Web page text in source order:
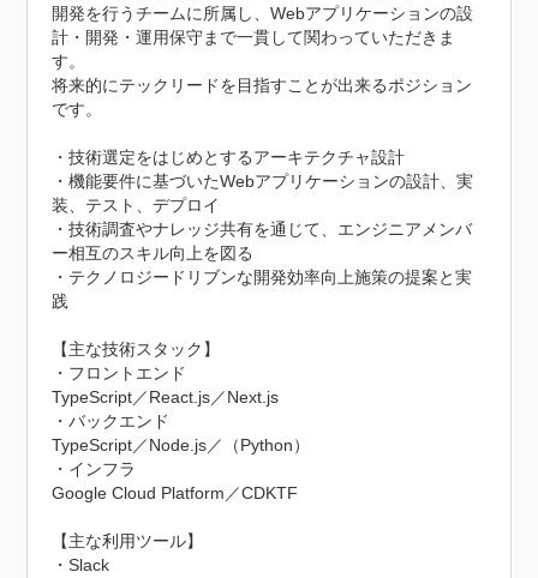
開発を行うチームに所属し、Webアプリケーションの設
計・開発・運用保守まで一貫して関わっていただきま
す。
将来的にテックリードを目指すことが出来るポジション
です。
・技術選定をはじめとするアーキテクチャ設計
・機能要件に基づいたWebアプリケーションの設計、実
装、テスト、デプロイ
・技術調査やナレッジ共有を通じて、エンジニアメンバ
ー相互のスキル向上を図る
・テクノロジードリブンな開発効率向上施策の提案と実
践
【主な技術スタック】
・フロントエンド
TypeScript／React.js／Next.js
・バックエンド
TypeScript／Node.js／（Python）
・インフラ
Google Cloud Platform／CDKTF
【主な利用ツール】
・Slack